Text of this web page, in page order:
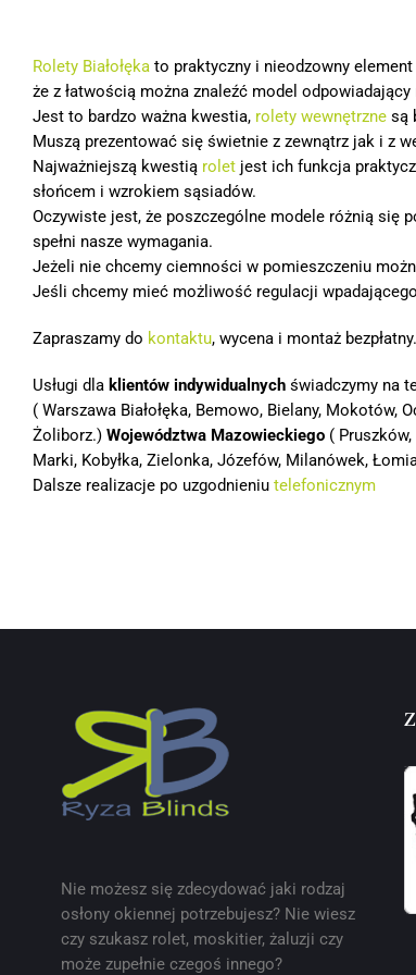
Rolety Białołęka to praktyczny i nieodzowny
że z łatwością można znaleźć model
Jest to bardzo ważna kwestia, rolety wewnętrzne są
Muszą prezentować się świetnie z zewnątrz jak i z
Najważniejszą kwestią rolet jest ich funkcja
słońcem i wzrokiem sąsiadów.
Oczywiste jest, że poszczególne modele różnią się
spełni nasze wymagania.
Jeżeli nie chcemy ciemności w pomieszczeniu
Jeśli chcemy mieć możliwość regulacji
Zapraszamy do kontaktu, wycena i montaż bezpłatny.
Usługi dla klientów indywidualnych świadczymy na
( Warszawa Białołęka, Bemowo, Bielany, Mokotów,
Żoliborz.) Województwa Mazowieckiego (
Marki, Kobyłka, Zielonka, Józefów, Milanówek,
Dalsze realizacje po uzgodnieniu telefonicznym
Nie możesz się zdecydować jaki rodzaj
osłony okiennej potrzebujesz? Nie wiesz
czy szukasz rolet, moskitier, żaluzji czy
może zupełnie czegoś innego?